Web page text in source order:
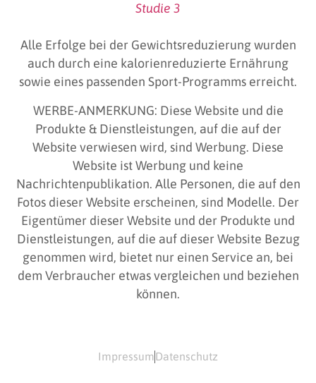
Studie 3
Alle Erfolge bei der Gewichtsreduzierung wurden
auch durch eine kalorienreduzierte Ernährung
sowie eines passenden Sport-Programms erreicht.
WERBE-ANMERKUNG: Diese Website und die
Produkte & Dienstleistungen, auf die auf der
Website verwiesen wird, sind Werbung. Diese
Website ist Werbung und keine
Nachrichtenpublikation. Alle Personen, die auf den
Fotos dieser Website erscheinen, sind Modelle. Der
Eigentümer dieser Website und der Produkte und
Dienstleistungen, auf die auf dieser Website Bezug
genommen wird, bietet nur einen Service an, bei
dem Verbraucher etwas vergleichen und beziehen
können.
ImpressumDatenschutz